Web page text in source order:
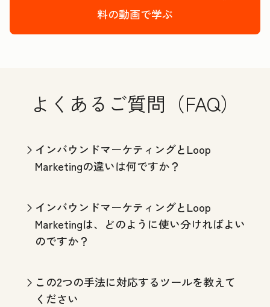
料の動画で学ぶ
よくあるご質問（FAQ）
インバウンドマーケティングとLoop
Marketingの違いは何ですか？
インバウンドマーケティングとLoop
Marketingは、どのように使い分ければよい
のですか？
この2つの手法に対応するツールを教えて
ください